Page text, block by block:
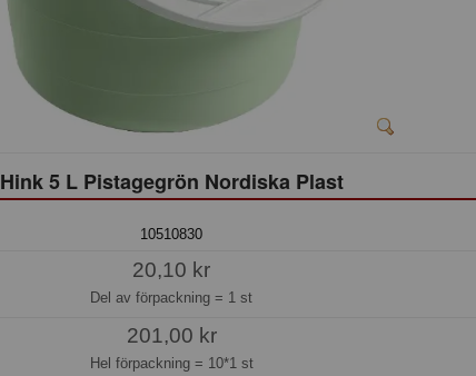
Hink 5 L Pistagegrön Nordiska Plast
10510830
20,10 kr
Del av förpackning = 1 st
201,00 kr
Hel förpackning = 10*1 st